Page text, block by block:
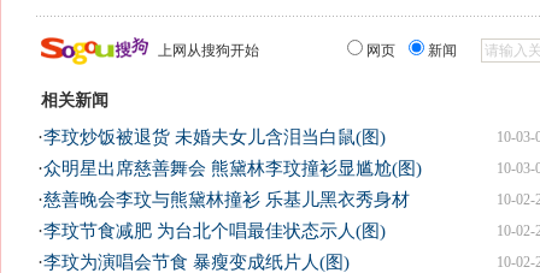
上网从搜狗开始 网页 新闻
相关新闻
10-03-
·李玟炒饭被退货 未婚夫女儿含泪当白鼠(图)
10-03-
·众明星出席慈善舞会 熊黛林李玟撞衫显尴尬(图)
10-02-
·慈善晚会李玟与熊黛林撞衫 乐基儿黑衣秀身材
10-02-
·李玟节食减肥 为台北个唱最佳状态示人(图)
10-02-
·李玟为演唱会节食 暴瘦变成纸片人(图)